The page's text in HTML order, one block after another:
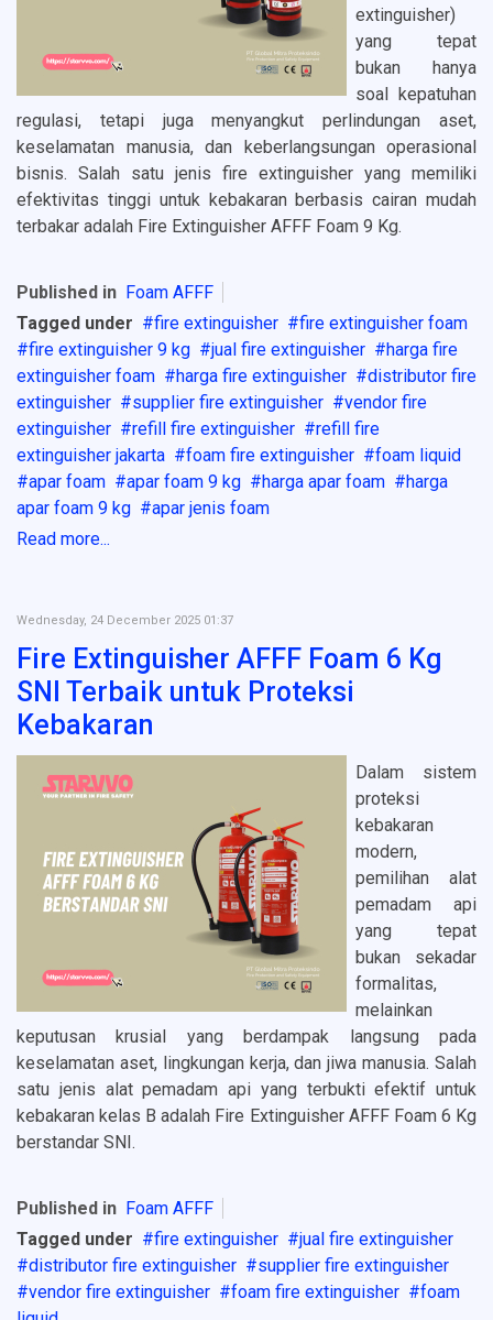
extinguisher)
yang tepat
bukan hanya
soal kepatuhan
regulasi, tetapi juga menyangkut perlindungan aset,
keselamatan manusia, dan keberlangsungan operasional
bisnis. Salah satu jenis fire extinguisher yang memiliki
efektivitas tinggi untuk kebakaran berbasis cairan mudah
terbakar adalah Fire Extinguisher AFFF Foam 9 Kg.
Published in Foam AFFF
Tagged under
fire extinguisher
fire extinguisher foam
fire extinguisher 9 kg
jual fire extinguisher
harga fire
extinguisher foam
harga fire extinguisher
distributor fire
extinguisher
supplier fire extinguisher
vendor fire
extinguisher
refill fire extinguisher
refill fire
extinguisher jakarta
foam fire extinguisher
foam liquid
apar foam
apar foam 9 kg harga apar foam
harga
apar foam 9 kg
apar jenis foam
Read more...
Wednesday, 24 December 2025 01:37
Fire Extinguisher AFFF Foam 6 Kg
SNI Terbaik untuk Proteksi
Kebakaran
Dalam sistem
proteksi
kebakaran
modern,
pemilihan alat
pemadam api
yang tepat
bukan sekadar
formalitas,
melainkan
keputusan krusial yang berdampak langsung pada
keselamatan aset, lingkungan kerja, dan jiwa manusia. Salah
satu jenis alat pemadam api yang terbukti efektif untuk
kebakaran kelas B adalah Fire Extinguisher AFFF Foam 6 Kg
berstandar SNI.
Published in Foam AFFF
Tagged under
fire extinguisher
jual fire extinguisher
distributor fire extinguisher
supplier fire extinguisher
vendor fire extinguisher
foam fire extinguisher
foam